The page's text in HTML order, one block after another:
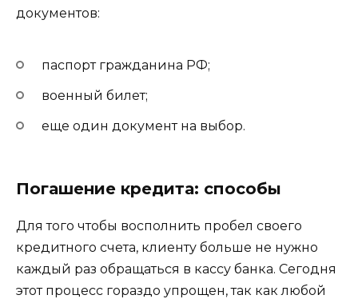
документов:
паспорт гражданина РФ;
военный билет;
еще один документ на выбор.
Погашение кредита: способы
Для того чтобы восполнить пробел своего
кредитного счета, клиенту больше не нужно
каждый раз обращаться в кассу банка. Сегодня
этот процесс гораздо упрощен, так как любой